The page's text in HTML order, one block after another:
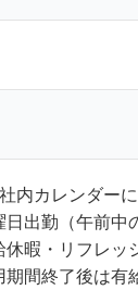
内カレンダーに
出勤（午前中
暇・リフレッ
間終了後は有